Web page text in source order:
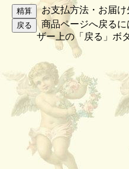
お支払方法・お届け
商品ページへ戻る
ザー上の「戻る」ボ